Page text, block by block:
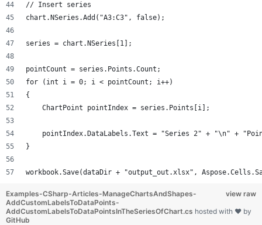
// Insert series
chart.NSeries.Add("A3:C3", false);
series = chart.NSeries[1];
pointCount = series.Points.Count;
for (int i = 0; i < pointCount; i++)
{
    ChartPoint pointIndex = series.Points[i];
pointIndex.DataLabels.Text = "Series 2" + "\n" +
}
workbook.Save(dataDir + "output_out.xlsx",
view raw
Examples-CSharp-Articles-ManageChartsAndShapes-
AddCustomLabelsToDataPoints-
AddCustomLabelsToDataPointsInTheSeriesOfChart.cs hosted with ❤ by
GitHub